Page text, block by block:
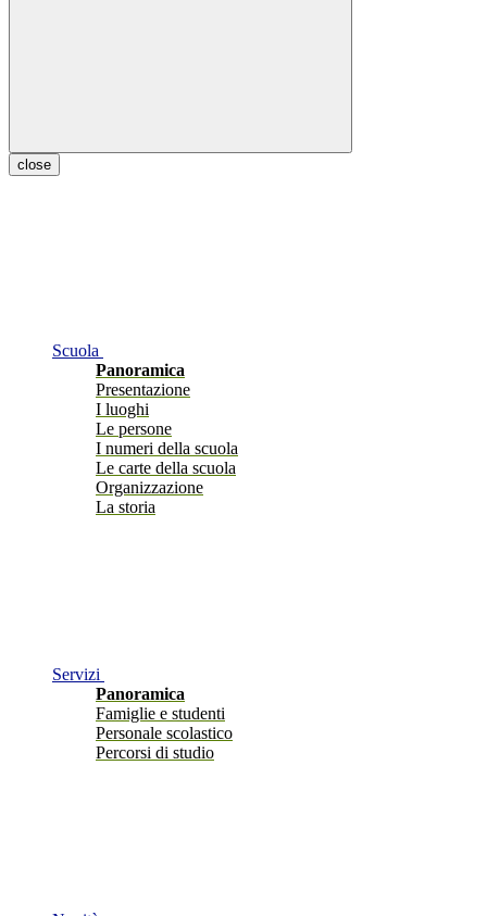
close
Scuola
Panoramica
Presentazione
I luoghi
Le persone
I numeri della scuola
Le carte della scuola
Organizzazione
La storia
Servizi
Panoramica
Famiglie e studenti
Personale scolastico
Percorsi di studio